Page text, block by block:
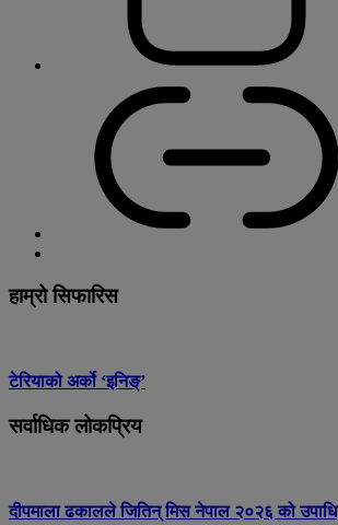
हाम्रो सिफारिस
टेरियाको अर्को ‘इनिङ्’
सर्वाधिक लोकप्रिय
दीपमाला ढकालले जितिन् मिस नेपाल २०२६ को उपाधि